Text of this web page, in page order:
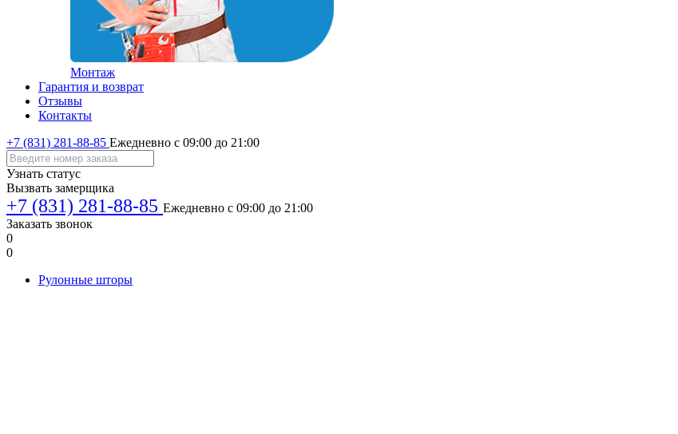
Монтаж
Гарантия и возврат
Отзывы
Контакты
+7 (831) 281-88-85 Ежедневно с 09:00 до 21:00
Узнать статус
Вызвать замерщика
+7 (831) 281-88-85 Ежедневно с 09:00 до 21:00
Заказать звонок
0
0
Рулонные шторы